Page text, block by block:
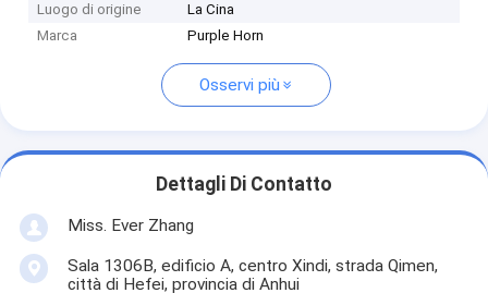
Luogo di origine
La Cina
Marca
Purple Horn
Osservi più
Dettagli Di Contatto
Miss. Ever Zhang
Sala 1306B, edificio A, centro Xindi, strada Qimen,
città di Hefei, provincia di Anhui